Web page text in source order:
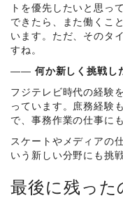
トを優先したいと思っ
できたら、また働くこ
います。ただ、そのタ
すね。
―― 何か新しく挑戦し
フジテレビ時代の経験
っています。庶務経験
で、事務作業の仕事に
スケートやメディアの
いう新しい分野にも挑
最後に残った